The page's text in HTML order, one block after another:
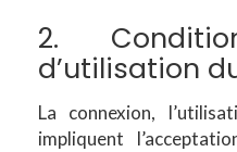
2.
d’utilisation
La connexion,
impliquent